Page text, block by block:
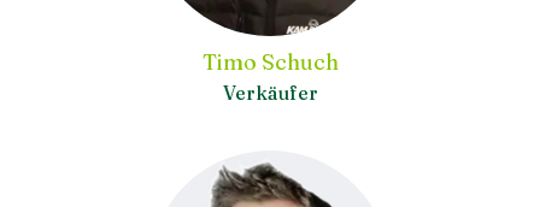
Timo Schuch
Verkäufer